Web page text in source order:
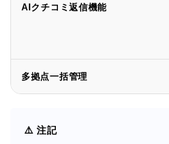
AIクチコミ返信機能
多拠点一括管理
⚠️ 注記